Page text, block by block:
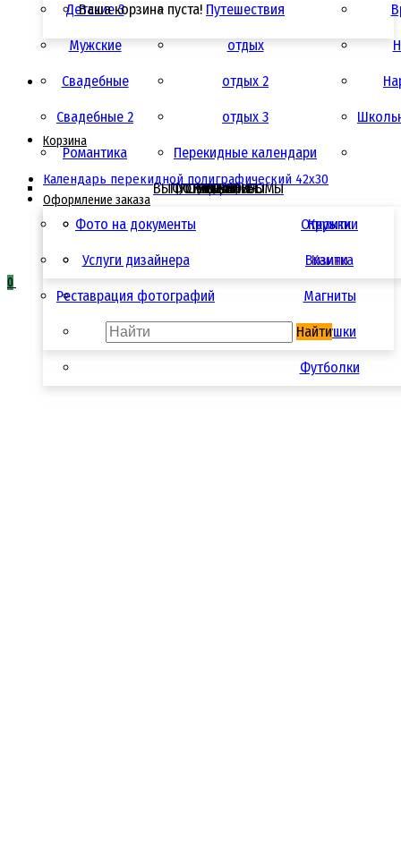
Ваша корзина пуста!
Корзина
Оформление заказа
0
Детские 3
Мужские
Свадебные
Свадебные 2
Романтика
Путешествия
отдых
отдых 2
отдых 3
Перекидные календари
ФОТОСУВЕНИРЫ
Кружки
Камни
Магниты
Подушки
Футболки
ЦЕНЫ
АКЦИИ
ВЫПУСКНЫЕ АЛЬБОМЫ
ПОЛИГРАФИЯ
Открытки
Визитка
УСЛУГИ
Фото на документы
Услуги дизайнера
Реставрация фотографий
Найти
Календарь перекидной полиграфический 42x30